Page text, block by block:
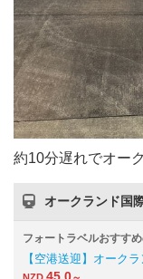
約10分遅れでオー
オークランド国
フォートラベルおすす
【空港送迎】オーク
45.0